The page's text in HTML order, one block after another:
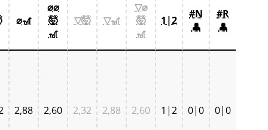
⌀🎢
⌀⌀
🤯
🎢
▽🤯 ▽🎢
▽⌀
🤯
🎢
1|2
#N
👤
#R
👤
2,88 2,60 2,32 2,88 2,60 1|2 0|0 0|0